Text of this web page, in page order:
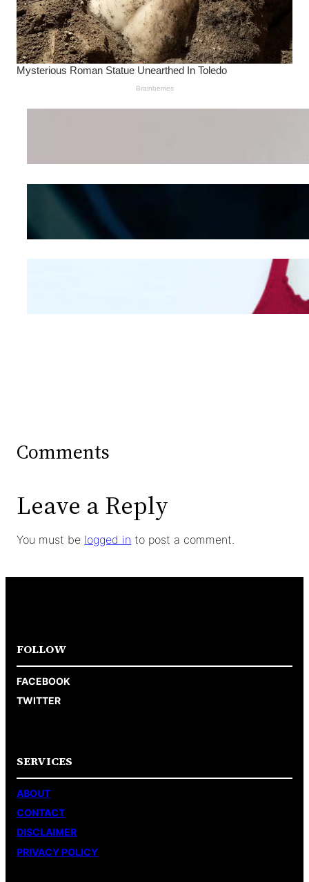
Wanita Pamer Pakaian
Kepribadian
Mengintip Kepribadian
Wanita Dari Warna Bra
Comments
Leave a Reply
You must be logged in to post a comment.
FOLLOW
FACEBOOK
TWITTER
SERVICES
ABOUT
CONTACT
DISCLAIMER
PRIVACY POLICY